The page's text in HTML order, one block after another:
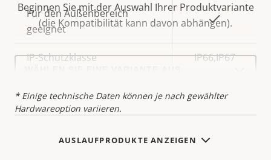
Für den Außenbereich
geeignet
Ja
IP-Schutzklasse IP66,IP67
* Einige technische Daten können je nach gewählter
Hardwareoption variieren.
Beginnen Sie mit der Auswahl Ihrer Produktvariante
(die Kompatibilität kann davon abhängen).
Select
variant:
AUSLAUFPRODUKTE ANZEIGEN